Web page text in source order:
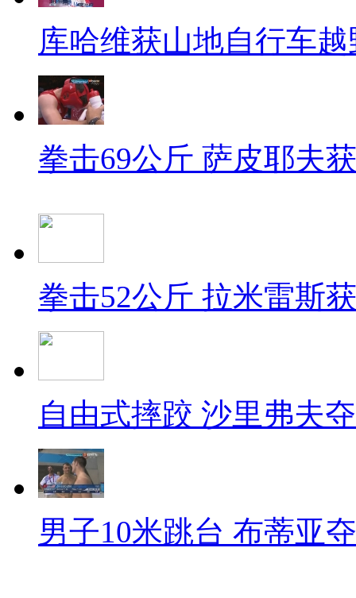
库哈维获山地自行车
拳击69公斤 萨皮耶夫
拳击52公斤 拉米雷斯
自由式摔跤 沙里弗夫
男子10米跳台 布蒂亚